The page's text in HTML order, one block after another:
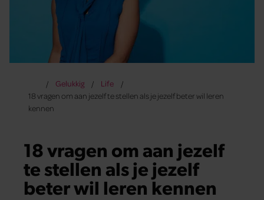
Gelukkig
Life
18 vragen om aan jezelf te stellen als je jezelf beter wil leren
kennen
18 vragen om aan jezelf
te stellen als je jezelf
beter wil leren kennen